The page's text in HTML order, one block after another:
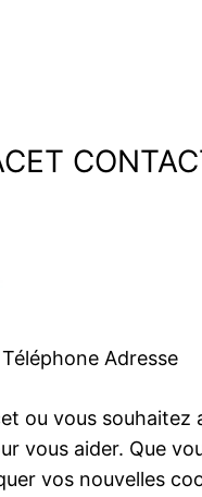
Téléphone Adresse
ou vous
vous aider. Que
vos nouvelles